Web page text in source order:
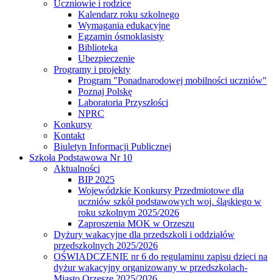
Uczniowie i rodzice
Kalendarz roku szkolnego
Wymagania edukacyjne
Egzamin ósmoklasisty
Biblioteka
Ubezpieczenie
Programy i projekty
Program "Ponadnarodowej mobilności uczniów"
Poznaj Polskę
Laboratoria Przyszłości
NPRC
Konkursy
Kontakt
Biuletyn Informacji Publicznej
Szkoła Podstawowa Nr 10
Aktualności
BIP 2025
Wojewódzkie Konkursy Przedmiotowe dla
uczniów szkół podstawowych woj. śląskiego w
roku szkolnym 2025/2026
Zaproszenia MOK w Orzeszu
Dyżury wakacyjne dla przedszkoli i oddziałów
przedszkolnych 2025/2026
OŚWIADCZENIE nr 6 do regulaminu zapisu dzieci na
dyżur wakacyjny organizowany w przedszkolach-